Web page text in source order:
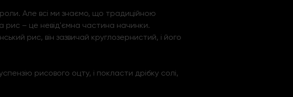
роли. Але всі ми знаємо, що традиційною
рис – це невід'ємна частина начинки.
рис, він зазвичай круглозернистий, і його
рисового оцту, і покласти дрібку солі,